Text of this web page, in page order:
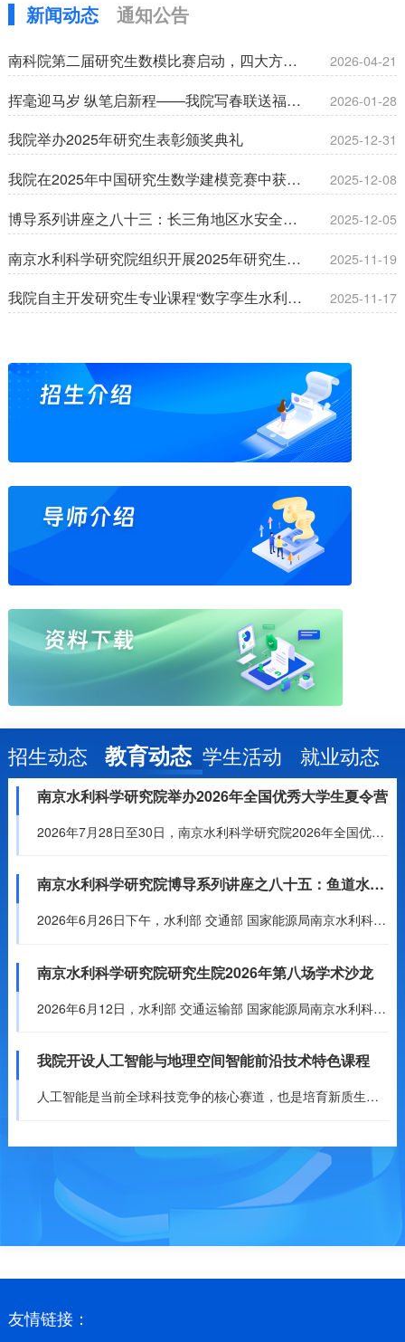
新闻动态 通知公告
南科院第二届研究生数模比赛启动，四大方向助力水利科研人才成长 2026-04-21
挥毫迎马岁 纵笔启新程——我院写春联送福活动圆满举办 2026-01-28
我院举办2025年研究生表彰颁奖典礼 2025-12-31
我院在2025年中国研究生数学建模竞赛中获佳绩 2025-12-08
博导系列讲座之八十三：长三角地区水安全保障技术研究与应用 2025-12-05
南京水利科学研究院组织开展2025年研究生秋季工程实践 2025-11-19
我院自主开发研究生专业课程“数字孪生水利技术与实践”正式开课 2025-11-17
招生动态 教育动态 学生活动 就业动态
南京水利科学研究院举办2026年全国优秀大学生夏令营
2026年7月28日至30日，南京水利科学研究院2026年全国优秀大学生夏令营成功举办。本次活动采用线上线下相结合的模式，吸引来自武汉大学、河海大学、郑州大学等全国50余所高校，近百名水利、土木、人工...
南京水利科学研究院博导系列讲座之八十五：鱼道水力学研究进展与展望
2026年6月26日下午，水利部 交通部 国家能源局南京水利科学研究院博导系列讲座在研究生活动中心多功能厅举行。正高级工程师、博士生导师王晓刚受邀作题为《鱼道水力学研究进展与展望》专题讲座，吸引了众多...
南京水利科学研究院研究生院2026年第八场学术沙龙
2026年6月12日，水利部 交通运输部 国家能源局南京水利科学研究院研究生院举办本年度第八场学术沙龙活动。本次学术沙龙采用水利组、土木组两个平行会场开展，有10位同学为大家分享了自己的研究成果，吸引...
我院开设人工智能与地理空间智能前沿技术特色课程
人工智能是当前全球科技竞争的核心赛道，也是培育新质生产力、助推行业高质量发展的关键支撑。人工智能与地理空间技术深度融合，在水利、交通、能源等领域具备广阔应用前景。
友情链接：